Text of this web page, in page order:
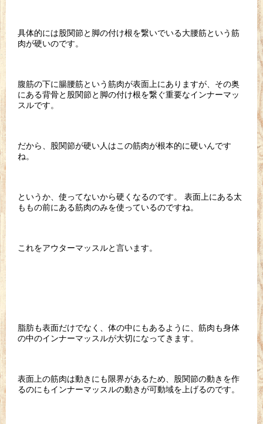
具体的には股関節と脚の付け根を繋いでいる大腰筋という筋
肉が硬いのです。
腹筋の下に腸腰筋という筋肉が表面上にありますが、その奥
にある背骨と股関節と脚の付け根を繋ぐ重要なインナーマッ
スルです。
だから、股関節が硬い人はこの筋肉が根本的に硬いんです
ね。
というか、使ってないから硬くなるのです。 表面上にある太
ももの前にある筋肉のみを使っているのですね。
これをアウターマッスルと言います。
脂肪も表面だけでなく、体の中にもあるように、筋肉も身体
の中のインナーマッスルが大切になってきます。
表面上の筋肉は動きにも限界があるため、股関節の動きを作
るのにもインナーマッスルの動きが可動域を上げるのです。